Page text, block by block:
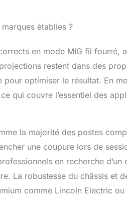
établies ?
en mode MIG fil fourré,
restent dans des
optimiser le résultat. En
qui couvre l’essentiel des
la majorité des postes
une coupure lors de
en recherche d’un
La robustesse du châssis et
comme Lincoln Electric ou